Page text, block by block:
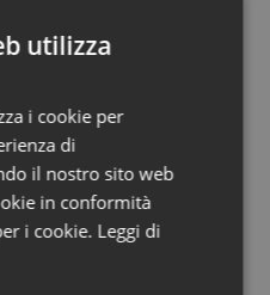
Bolzano
Trento
Ulcerosa
alle terapie innovative
2026: nuovi
e autonomia
2026: guidare team
utilizza
i cookie per
di
il nostro sito web
in conformità
i cookie. Leggi di